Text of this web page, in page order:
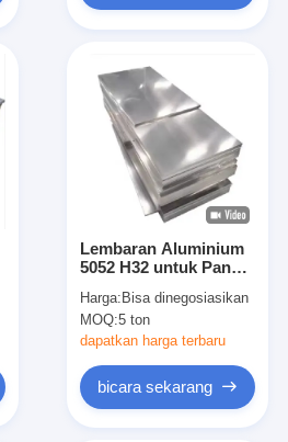
Lembaran Aluminium
5052 H32 untuk Panel
Perkakas
Harga: Bisa dinegosiasikan
MOQ:5 ton
dapatkan harga terbaru
bicara sekarang